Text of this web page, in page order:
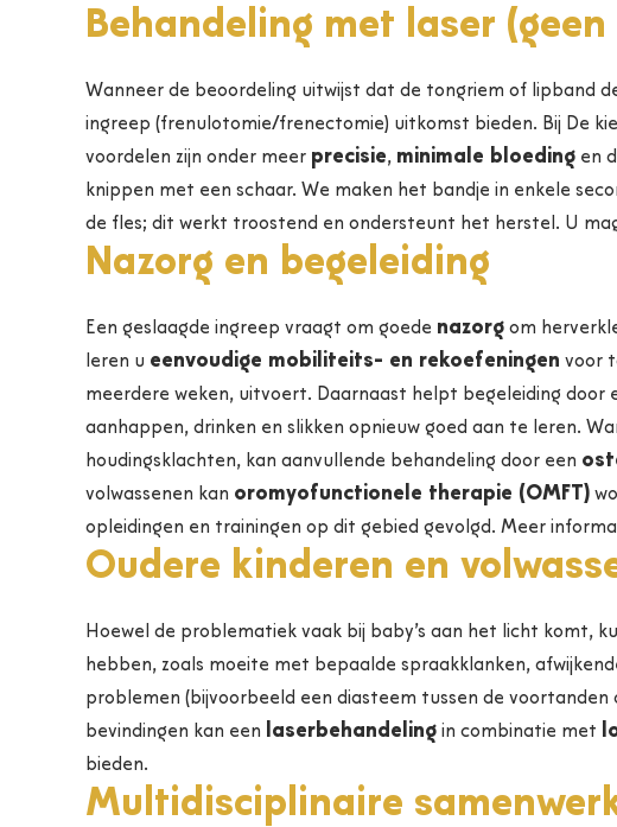
Behandeling met laser (geen
Wanneer de beoordeling uitwijst dat de tongriem of lipband
ingreep (frenulotomie/frenectomie) uitkomst bieden. Bij De
voordelen zijn onder meer precisie, minimale bloeding en
knippen met een schaar. We maken het bandje in enkele
de fles; dit werkt troostend en ondersteunt het herstel. U
Nazorg en begeleiding
Een geslaagde ingreep vraagt om goede nazorg om
leren u eenvoudige mobiliteits- en rekoefeningen voor
meerdere weken, uitvoert. Daarnaast helpt begeleiding door
aanhappen, drinken en slikken opnieuw goed aan te leren.
houdingsklachten, kan aanvullende behandeling door een
volwassenen kan oromyofunctionele therapie (OMFT)
opleidingen en trainingen op dit gebied gevolgd. Meer
Oudere kinderen en
Hoewel de problematiek vaak bij baby’s aan het licht komt,
hebben, zoals moeite met bepaalde spraakklanken,
problemen (bijvoorbeeld een diasteem tussen de
bevindingen kan een laserbehandeling in combinatie met
bieden.
Multidisciplinaire